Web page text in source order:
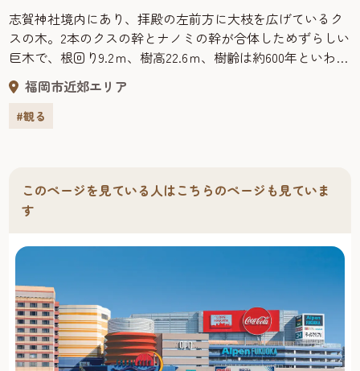
志賀神社境内にあり、拝殿の左前方に大枝を広げているク
スの木。2本のクスの幹とナノミの幹が合体しためずらしい
巨木で、根回り9.2ｍ、樹高22.6ｍ、樹齢は約600年といわれ
ている。
福岡市近郊エリア
#観る
このページを見ている人はこちらのページも見ていま
す